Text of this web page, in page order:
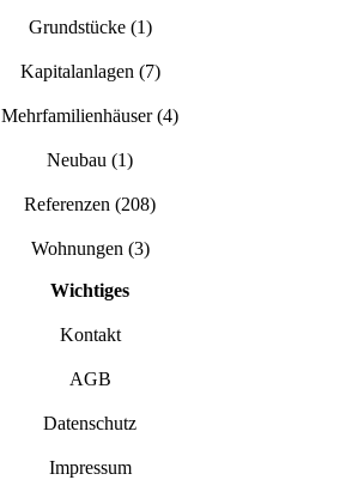
Grundstücke(1)
Kapitalanlagen (7)
Mehrfamilienhäuser(4)
Neubau (1)
Referenzen (208)
Wohnungen (3)
Wichtiges
Kontakt
AGB
Datenschutz
Impressum